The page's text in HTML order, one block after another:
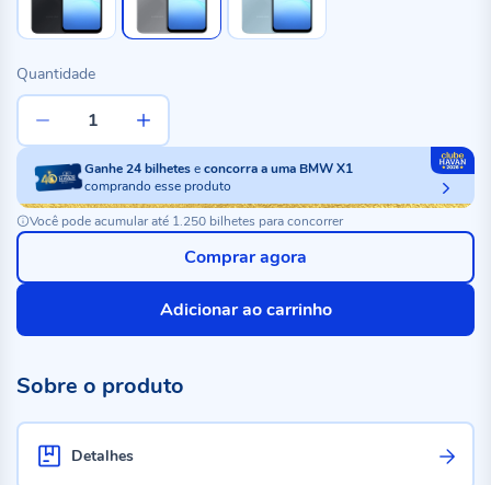
Quantidade
Ganhe24bilheteseconcorra a uma BMW X1
comprando esse produto
Você pode acumular até 1.250 bilhetes para concorrer
Adicionar ao carrinho
Comprar agora
Sobre o produto
Detalhes